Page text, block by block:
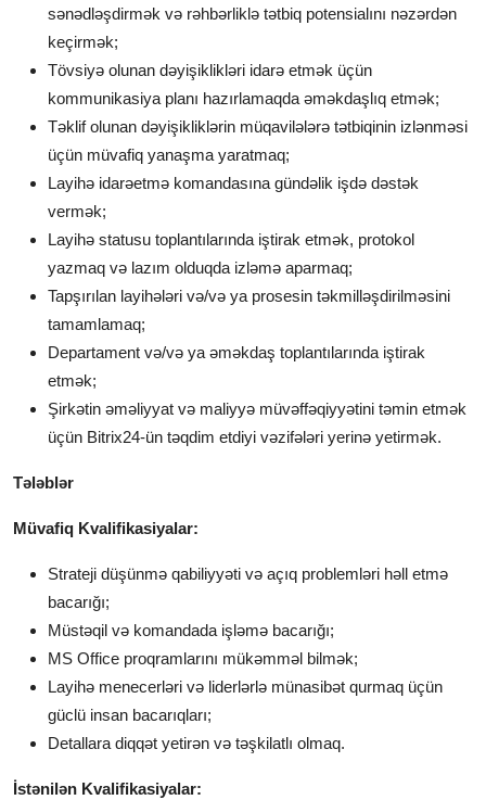
sənədləşdirmək və rəhbərliklə tətbiq potensialını nəzərdən
keçirmək;
Tövsiyə olunan dəyişiklikləri idarə etmək üçün
kommunikasiya planı hazırlamaqda əməkdaşlıq etmək;
Təklif olunan dəyişikliklərin müqavilələrə tətbiqinin izlənməsi
üçün müvafiq yanaşma yaratmaq;
Layihə idarəetmə komandasına gündəlik işdə dəstək
vermək;
Layihə statusu toplantılarında iştirak etmək, protokol
yazmaq və lazım olduqda izləmə aparmaq;
Tapşırılan layihələri və/və ya prosesin təkmilləşdirilməsini
tamamlamaq;
Departament və/və ya əməkdaş toplantılarında iştirak
etmək;
Şirkətin əməliyyat və maliyyə müvəffəqiyyətini təmin etmək
üçün Bitrix24-ün təqdim etdiyi vəzifələri yerinə yetirmək.
Tələblər
Müvafiq Kvalifikasiyalar:
Strateji düşünmə qabiliyyəti və açıq problemləri həll etmə
bacarığı;
Müstəqil və komandada işləmə bacarığı;
MS Office proqramlarını mükəmməl bilmək;
Layihə menecerləri və liderlərlə münasibət qurmaq üçün
güclü insan bacarıqları;
Detallara diqqət yetirən və təşkilatlı olmaq.
İstənilən Kvalifikasiyalar: